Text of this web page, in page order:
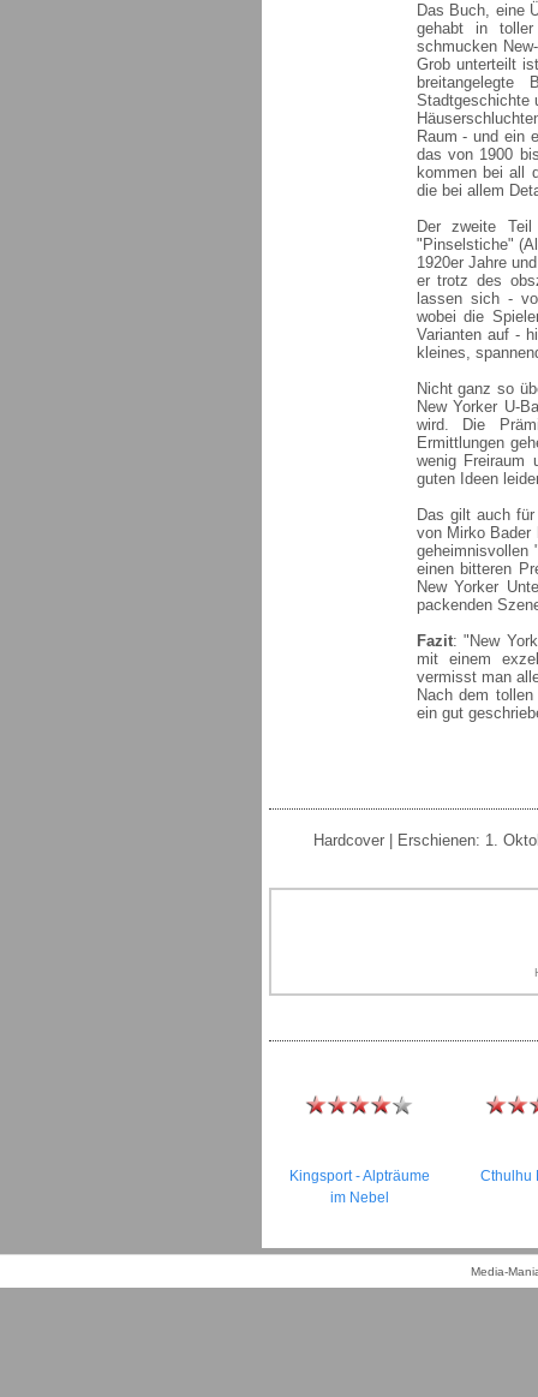
Das Buch, eine
gehabt in toller
schmucken
Grob unterteilt
breitangelegte
Stadtgeschichte
Raum - und ein
das von 1900
kommen bei all
die bei allem
Der zweite
"Pinselstiche"
1920er Jahre
er trotz des
lassen sich -
wobei die
Varianten auf -
kleines,
Nicht ganz so
New Yorker U-
wird. Die
Ermittlungen
wenig Freiraum
guten Ideen
Das gilt auch
von Mirko Bader
geheimnisvollen
einen bitteren
New Yorker
packenden
Fazit: "New
mit einem
vermisst man
Nach dem
ein gut
Hardcover | Erschienen: 1.
Kingsport - Alpträume
im Nebel
Cthulhu
Media-